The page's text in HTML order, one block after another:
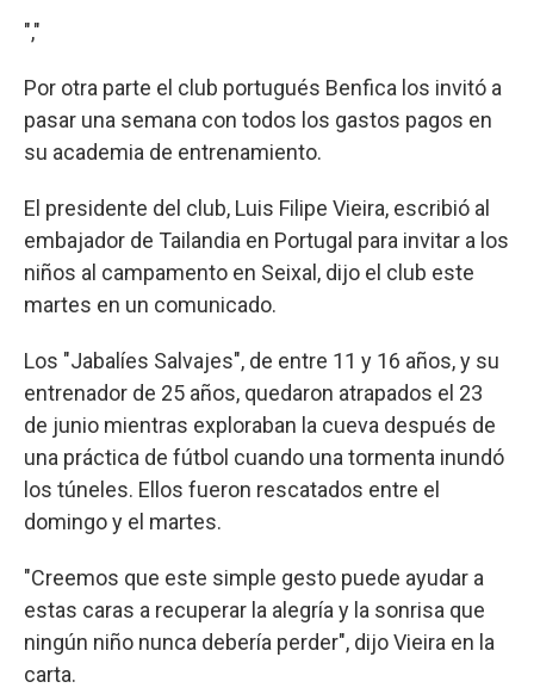
","
Por otra parte el club portugués Benfica los invitó a
pasar una semana con todos los gastos pagos en
su academia de entrenamiento.
El presidente del club, Luis Filipe Vieira, escribió al
embajador de Tailandia en Portugal para invitar a los
niños al campamento en Seixal, dijo el club este
martes en un comunicado.
Los "Jabalíes Salvajes", de entre 11 y 16 años, y su
entrenador de 25 años, quedaron atrapados el 23
de junio mientras exploraban la cueva después de
una práctica de fútbol cuando una tormenta inundó
los túneles. Ellos fueron rescatados entre el
domingo y el martes.
"Creemos que este simple gesto puede ayudar a
estas caras a recuperar la alegría y la sonrisa que
ningún niño nunca debería perder", dijo Vieira en la
carta.